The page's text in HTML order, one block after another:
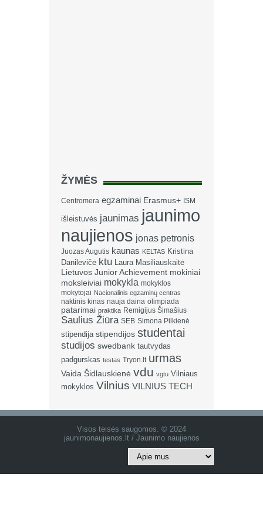
ŽYMĖS
Centromera egzaminai Erasmus+ ISM
išleistuvės jaunimas jaunimo
naujienos jonas petronis
Juozas Augutis kaunas KELTAS Kristina
Danilevičė ktu Laura Masiliauskaitė
Lietuvos Junior Achievement mokiniai
moksleiviai mokykla mokyklos
mokytojai Nacionalinis egzaminų centras
naktinis kinas nauja daina olimpiada
patarimai praktika Remigijus Šimašius
Saulius Žiūra SEB Simona Pilkienė
stipendija stipendijos studentai
studijos swedbank tautvydas
padgurskas testas Tryon.lt urmas
Vaida Šidlauskienė vdu vgtu Vilniaus
mokyklos Vilnius VILNIUS TECH
Visos teisės saugomos. © 2024
jaunimonaujienos.lt / Jaunimo naujienos